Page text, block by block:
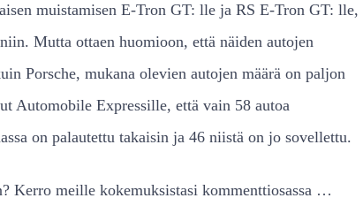
muistamisen E-Tron GT: lle ja RS E-Tron GT: lle,
Mutta ottaen huomioon, että näiden autojen
Porsche, mukana olevien autojen määrä on paljon
Automobile Expressille, että vain 58 autoa
on palautettu takaisin ja 46 niistä on jo sovellettu.
Kerro meille kokemuksistasi kommenttiosassa …